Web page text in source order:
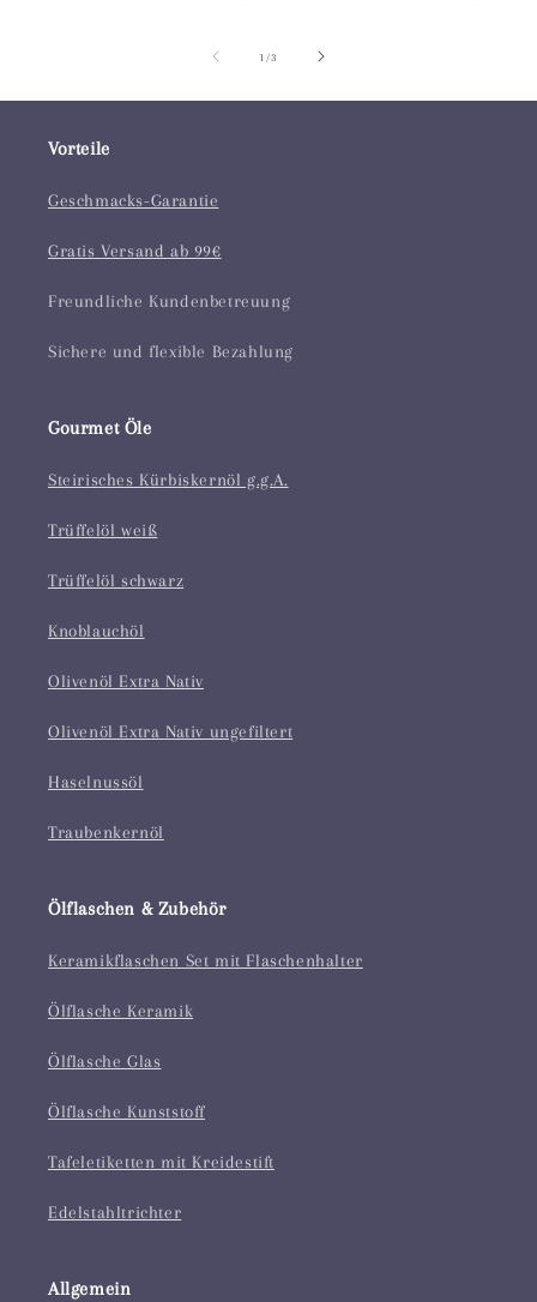
1 /von
3
Vorteile
Geschmacks-Garantie
Gratis Versand ab 99€
Freundliche Kundenbetreuung
Sichere und flexible Bezahlung
Gourmet Öle
Steirisches Kürbiskernöl g.g.A.
Trüffelöl weiß
Trüffelöl schwarz
Knoblauchöl
Olivenöl Extra Nativ
Olivenöl Extra Nativ ungefiltert
Haselnussöl
Traubenkernöl
Ölflaschen & Zubehör
Keramikflaschen Set mit Flaschenhalter
Ölflasche Keramik
Ölflasche Glas
Ölflasche Kunststoff
Tafeletiketten mit Kreidestift
Edelstahltrichter
Allgemein